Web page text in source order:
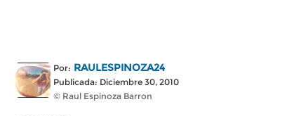
Por: RAULESPINOZA24
Publicada: Diciembre 30, 2010
© Raul Espinoza Barron